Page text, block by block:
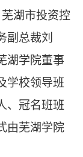
湖市投资控
副总裁刘
湖学院董事
学校领导班
、冠名班班
由芜湖学院